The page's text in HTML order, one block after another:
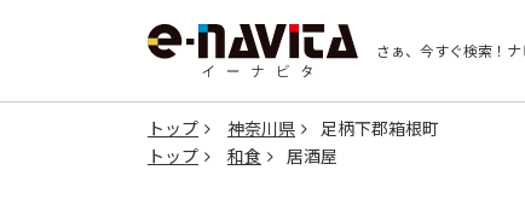
さぁ、今すぐ検索！
トップ 神奈川県
足柄下郡箱根町
トップ
和食 居酒屋